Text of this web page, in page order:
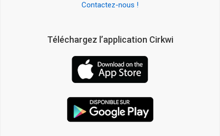
Contactez-nous !
Téléchargez l’application Cirkwi